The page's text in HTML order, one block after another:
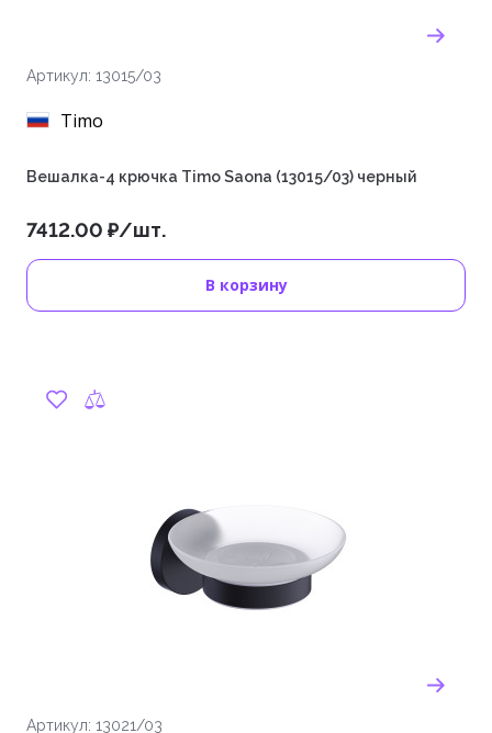
Артикул: 13015/03
Timo
Вешалка-4 крючка Timo Saona (13015/03) черный
7412.00 ₽/шт.
В корзину
Артикул: 13021/03